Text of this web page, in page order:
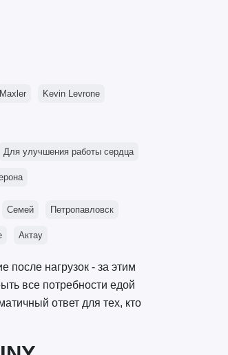
Maxler Kevin Levrone
Для улучшения работы сердца
Семей Петропавловск
Актау
после нагрузок - за этим
все потребности едой
ответ для тех, кто